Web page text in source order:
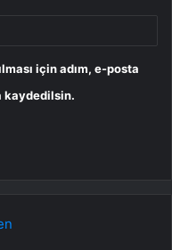
için adım, e-posta
kaydedilsin.